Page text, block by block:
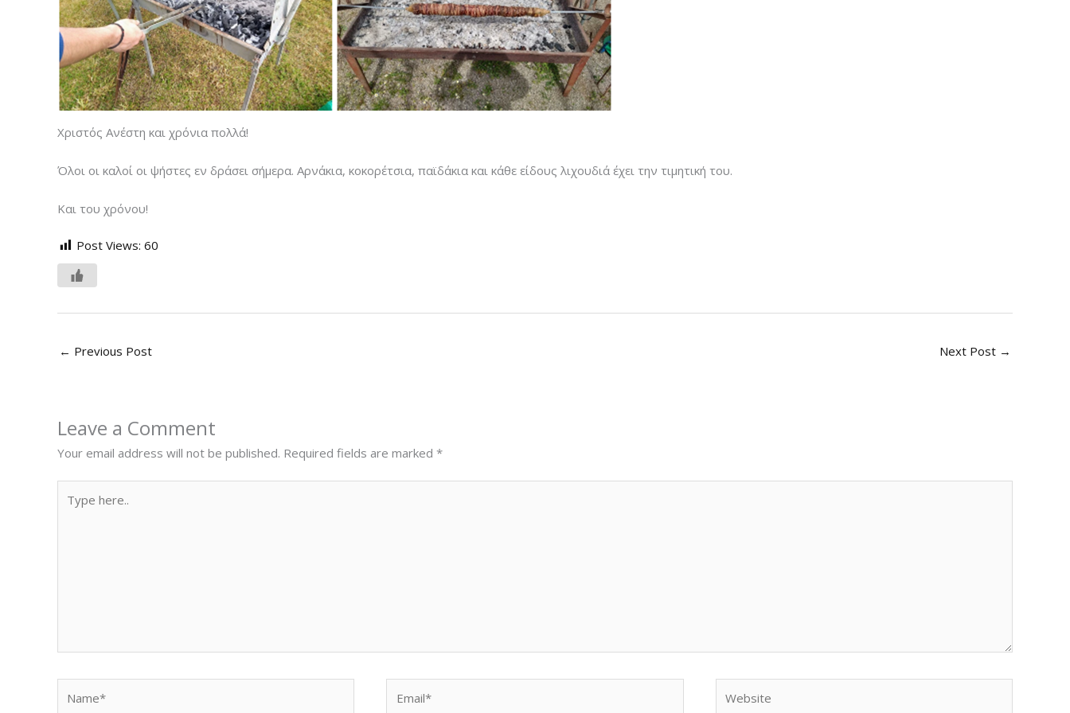
Χριστός Ανέστη και χρόνια πολλά!
Όλοι οι καλοί οι ψήστες εν δράσει σήμερα. Αρνάκια, κοκορέτσια, παϊδάκια και κάθε είδους λιχουδιά έχει την τιμητική του.
Και του χρόνου!
Post Views: 60
← Previous Post Next Post →
Leave a Comment
Your email address will not be published. Required fields are marked *
here..